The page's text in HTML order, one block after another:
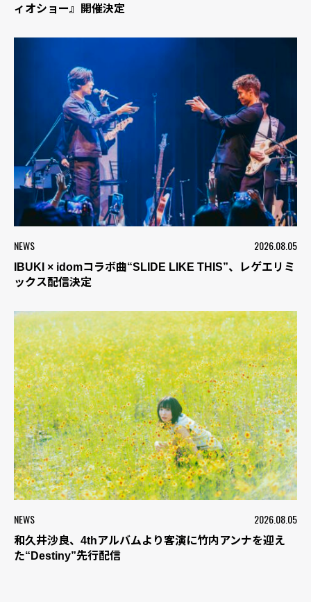
ィオショー』開催決定
NEWS 2026.08.05
IBUKI × idomコラボ曲“SLIDE LIKE THIS”、レゲエリミ
ックス配信決定
NEWS 2026.08.05
和久井沙良、4thアルバムより客演に竹内アンナを迎え
た“Destiny”先行配信